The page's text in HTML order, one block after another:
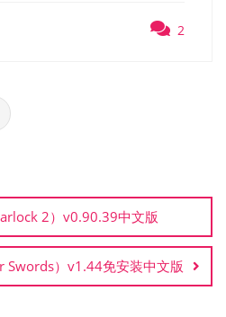
2
2）v0.90.39中文版
Swords）v1.44免安装中文版